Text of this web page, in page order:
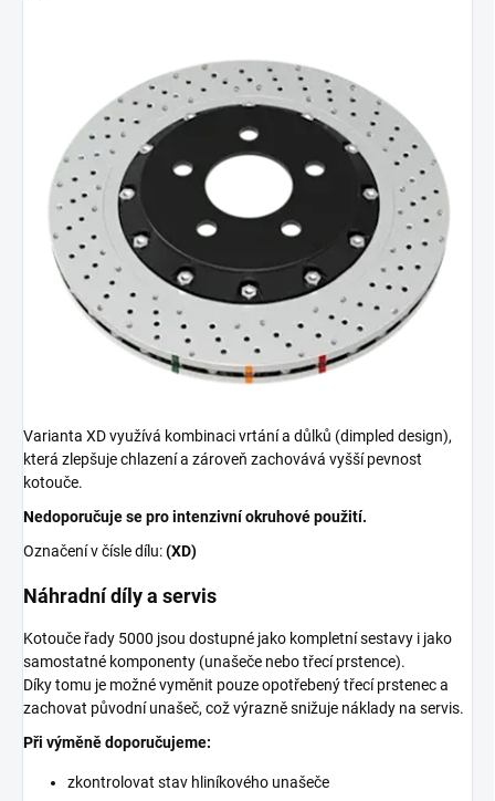
Varianta XD využívá kombinaci vrtání a důlků (dimpled design),
která zlepšuje chlazení a zároveň zachovává vyšší pevnost
kotouče.
Nedoporučuje se pro intenzivní okruhové použití.
Označení v čísle dílu:(XD)
Náhradní díly a servis
Kotouče řady 5000 jsou dostupné jako kompletní sestavy i jako
samostatné komponenty (unašeče nebo třecí prstence).
Díky tomu je možné vyměnit pouze opotřebený třecí prstenec a
zachovat původní unašeč, což výrazně snižuje náklady na servis.
Při výměně doporučujeme:
zkontrolovat stav hliníkového unašeče